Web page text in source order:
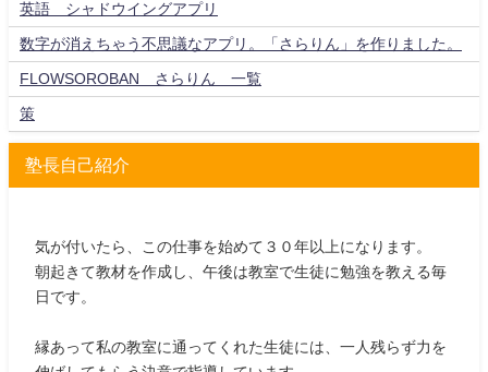
英語 シャドウイングアプリ
数字が消えちゃう不思議なアプリ。「さらりん」を作りました。
FLOWSOROBAN さらりん 一覧
策
塾長自己紹介
気が付いたら、この仕事を始めて３０年以上になります。
朝起きて教材を作成し、午後は教室で生徒に勉強を教える毎
日です。
縁あって私の教室に通ってくれた生徒には、一人残らず力を